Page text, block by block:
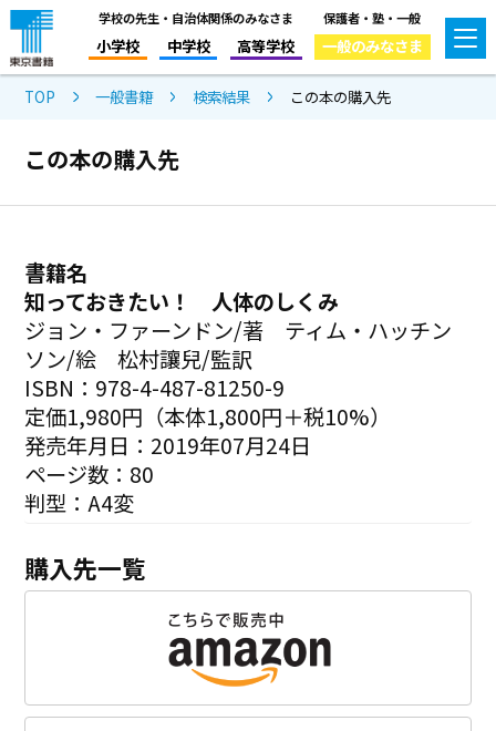
学校の先生・自治体関係のみなさま
小学校 中学校 高等学校
保護者・塾・一般
一般のみなさま
TOP 一般書籍 検索結果 この本の購入先
この本の購入先
書籍名
知っておきたい！ 人体のしくみ
ジョン・ファーンドン/著 ティム・ハッチン
ソン/絵 松村讓兒/監訳
ISBN：978-4-487-81250-9
定価1,980円（本体1,800円＋税10%）
発売年月日：2019年07月24日
ページ数：80
判型：A4変
購入先一覧